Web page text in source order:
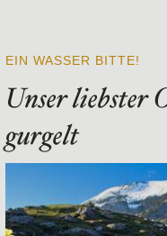
EIN WASSER BITTE!
Unser liebster
gurgelt